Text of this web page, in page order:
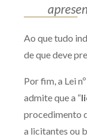
Ao que tudo
de que deve
Por fim, a Lei
admite que a “
procedimento
a licitantes ou